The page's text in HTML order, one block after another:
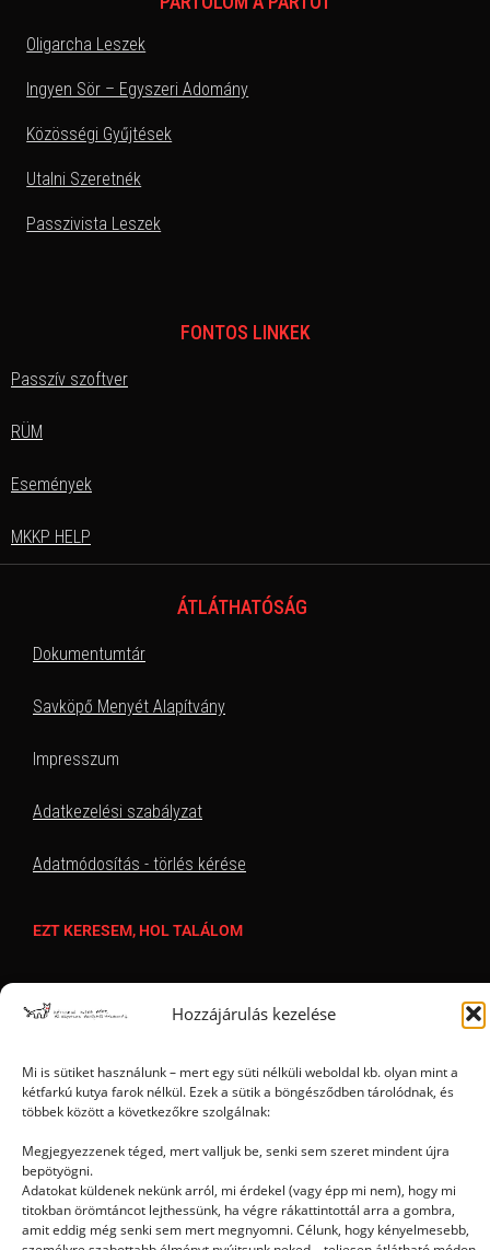
Hozzájárulás kezelése
Mi is sütiket használunk – mert egy süti nélküli weboldal kb. olyan mint a
kétfarkú kutya farok nélkül. Ezek a sütik a böngésződben tárolódnak, és
többek között a következőkre szolgálnak:
Megjegyezzenek téged, mert valljuk be, senki sem szeret mindent újra
bepötyögni.
Adatokat küldenek nekünk arról, mi érdekel (vagy épp mi nem), hogy mi
titokban örömtáncot lejthessünk, ha végre rákattintottál arra a gombra,
amit eddig még senki sem mert megnyomni. Célunk, hogy kényelmesebb,
Oligarcha Leszek
Ingyen Sör – Egyszeri Adomány
Közösségi Gyűjtések
Utalni Szeretnék
Passzivista Leszek
FONTOS LINKEK
Passzív szoftver
RÜM
Események
MKKP HELP
ÁTLÁTHATÓSÁG
Dokumentumtár
Savköpő Menyét Alapítvány
Impresszum
Adatkezelési szabályzat
Adatmódosítás - törlés kérése
EZT KERESEM, HOL TALÁLOM